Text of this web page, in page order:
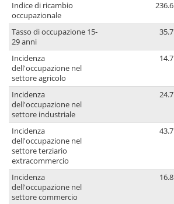
Indice di ricambio
occupazionale
236.6
Tasso di occupazione 15-
29 anni
35.7
Incidenza
dell'occupazione nel
settore agricolo
14.7
Incidenza
dell'occupazione nel
settore industriale
24.7
Incidenza
dell'occupazione nel
settore terziario
extracommercio
43.7
Incidenza
dell'occupazione nel
settore commercio
16.8